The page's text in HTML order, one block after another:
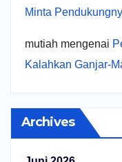
Minta
mutiah mengenai
Kalahkan Ganjar-
Archives